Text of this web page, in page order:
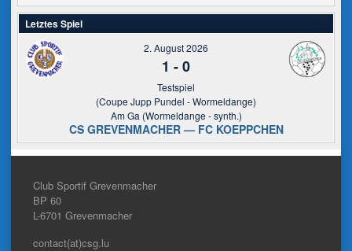
Letztes Spiel
2. August 2026
1 -0
Testspiel
(Coupe Jupp Pundel - Wormeldange)
Am Ga (Wormeldange - synth.)
CS GREVENMACHER — FC KOEPPCHEN
Club Sportif Grevenmacher
BP 60
L-6701 Grevenmacher
contact(at)csg.lu